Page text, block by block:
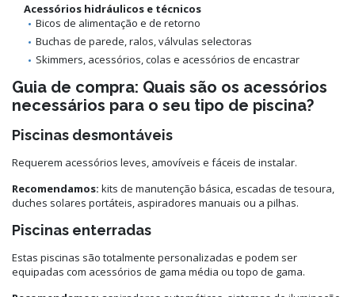
Acessórios hidráulicos e técnicos
Bicos de alimentação e de retorno
Buchas de parede, ralos, válvulas selectoras
Skimmers, acessórios, colas e acessórios de encastrar
Guia de compra: Quais são os acessórios
necessários para o seu tipo de piscina?
Piscinas desmontáveis
Requerem acessórios leves, amovíveis e fáceis de instalar.
Recomendamos: kits de manutenção básica, escadas de tesoura,
duches solares portáteis, aspiradores manuais ou a pilhas.
Piscinas enterradas
Estas piscinas são totalmente personalizadas e podem ser
equipadas com acessórios de gama média ou topo de gama.